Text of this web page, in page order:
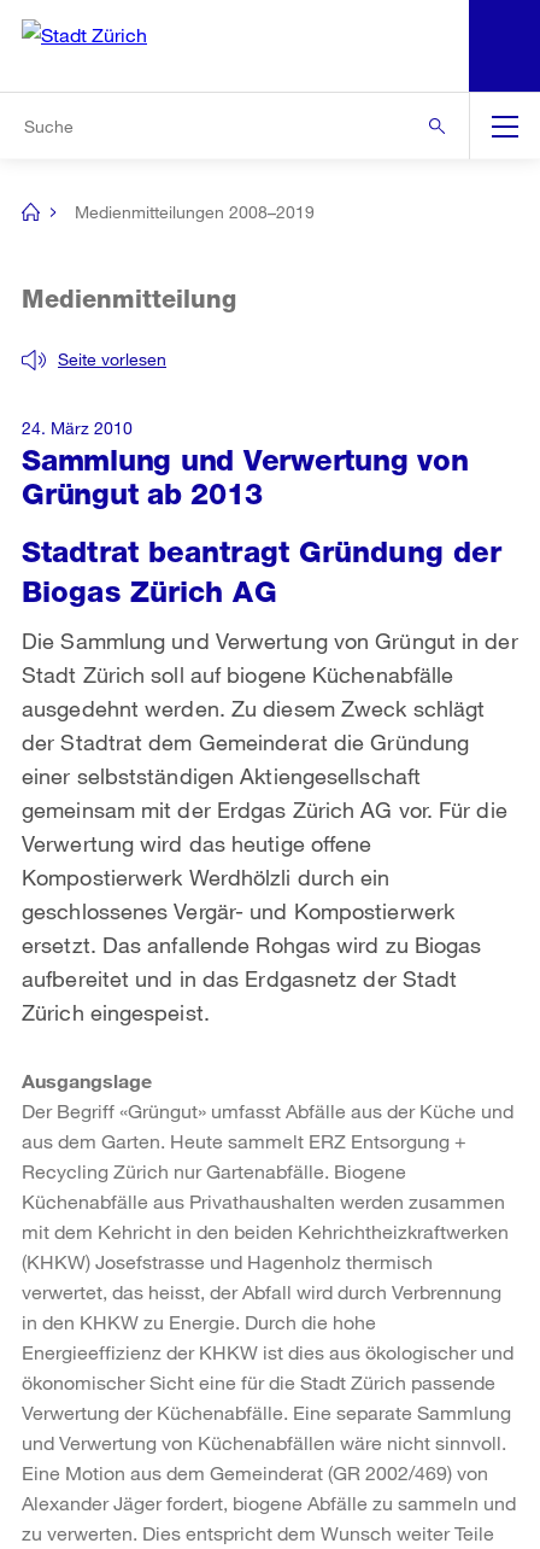
Navigation
[no
Medienmitteilungen 2008–2019
Sammlung und Verwertung von
Grüngut ab 2013
Seite vorlesen
Medienmitteilung
Stadtrat beantragt Gründung der
Biogas Zürich AG
Die Sammlung und Verwertung von Grüngut in der
Stadt Zürich soll auf biogene Küchenabfälle
ausgedehnt werden. Zu diesem Zweck schlägt
der Stadtrat dem Gemeinderat die Gründung
einer selbstständigen Aktiengesellschaft
gemeinsam mit der Erdgas Zürich AG vor. Für die
Verwertung wird das heutige offene
Kompostierwerk Werdhölzli durch ein
geschlossenes Vergär- und Kompostierwerk
ersetzt. Das anfallende Rohgas wird zu Biogas
aufbereitet und in das Erdgasnetz der Stadt
Zürich eingespeist.
24. März 2010
Ausgangslage
Der Begriff «Grüngut» umfasst Abfälle aus der Küche und
aus dem Garten. Heute sammelt ERZ Entsorgung +
Recycling Zürich nur Gartenabfälle. Biogene
Küchenabfälle aus Privathaushalten werden zusammen
mit dem Kehricht in den beiden Kehrichtheizkraftwerken
(KHKW) Josefstrasse und Hagenholz thermisch
verwertet, das heisst, der Abfall wird durch Verbrennung
in den KHKW zu Energie. Durch die hohe
Energieeffizienz der KHKW ist dies aus ökologischer und
ökonomischer Sicht eine für die Stadt Zürich passende
Verwertung der Küchenabfälle. Eine separate Sammlung
und Verwertung von Küchenabfällen wäre nicht sinnvoll.
Eine Motion aus dem Gemeinderat (GR 2002/469) von
Alexander Jäger fordert, biogene Abfälle zu sammeln und
zu verwerten. Dies entspricht dem Wunsch weiter Teile